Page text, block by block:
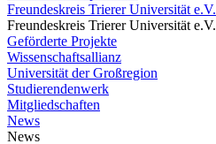
Freundeskreis Trierer Universität e.V.
Freundeskreis Trierer Universität e.V.
Geförderte Projekte
Wissenschaftsallianz
Universität der Großregion
Studierendenwerk
Mitgliedschaften
News
News